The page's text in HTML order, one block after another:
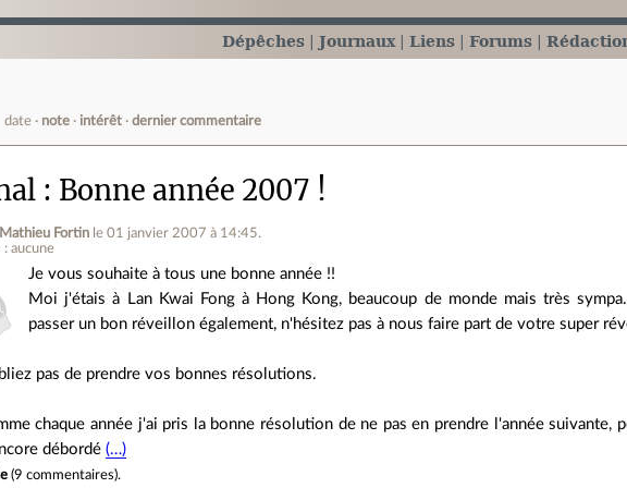
Dépêches Journaux Liens Forums
date note intérêt dernier commentaire
Bonne année 2007 !
Mathieu Fortin le 01 janvier 2007 à 14:45.
aucune
Je vous souhaite à tous une bonne année !!
Moi j'étais à Lan Kwai Fong à Hong Kong, beaucoup de monde mais très
passer un bon réveillon également, n'hésitez pas à nous faire part de votre super
pas de prendre vos bonnes résolutions.
chaque année j'ai pris la bonne résolution de ne pas en prendre l'année suivante,
débordé(…)
(9 commentaires).